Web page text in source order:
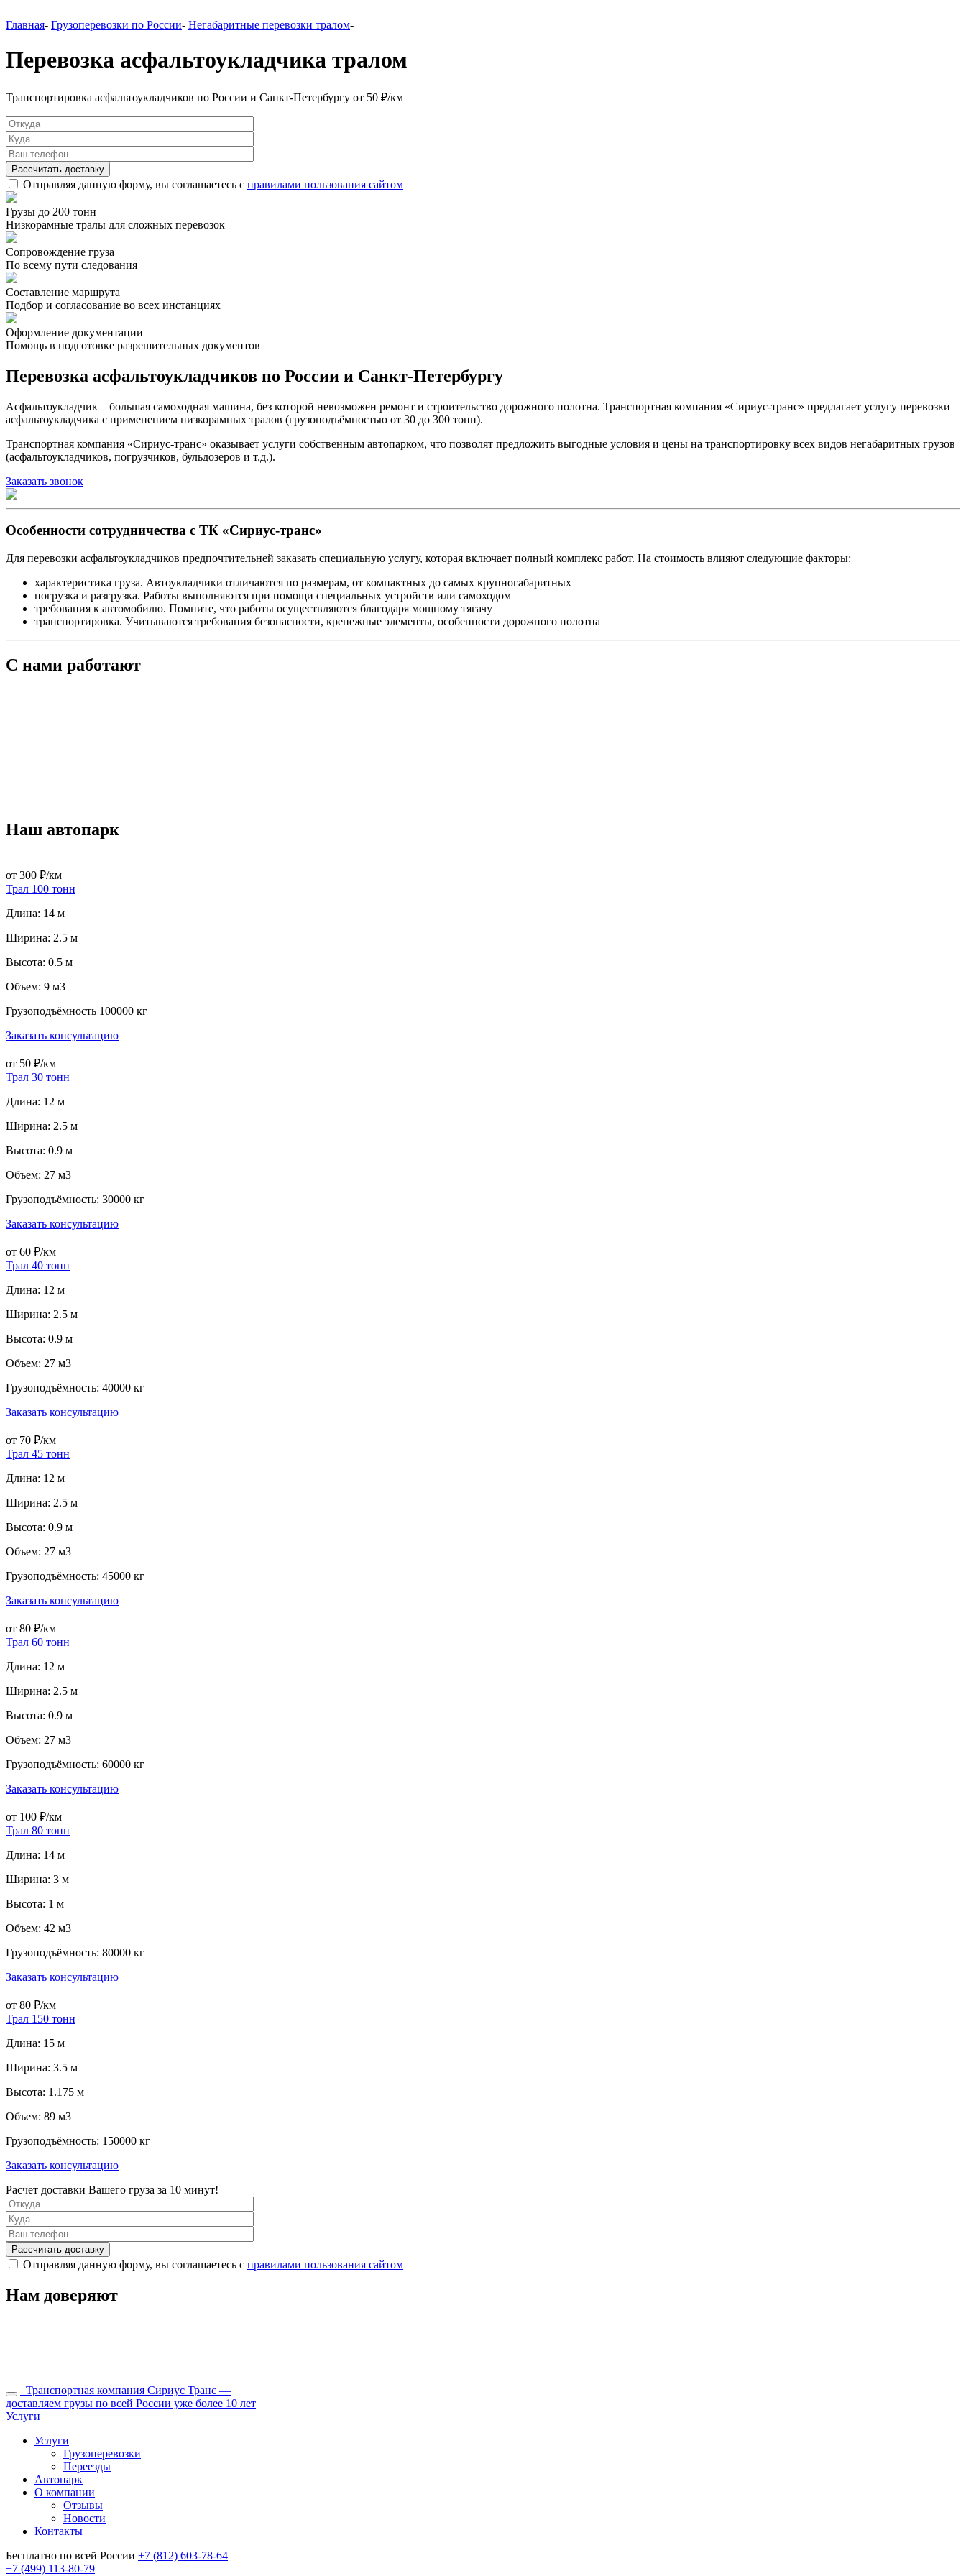
Главная- Грузоперевозки по России- Негабаритные перевозки тралом-
Перевозка асфальтоукладчика тралом
Транспортировка асфальтоукладчиков по России и Санкт-Петербургу от 50 ₽/км
Отправляя данную форму, вы соглашаетесь с правилами пользования сайтом
Грузы до 200 тонн
Низкорамные тралы для сложных перевозок
Сопровождение груза
По всему пути следования
Составление маршрута
Подбор и согласование во всех инстанциях
Оформление документации
Помощь в подготовке разрешительных документов
Перевозка асфальтоукладчиков по России и Санкт-Петербургу
Асфальтоукладчик – большая самоходная машина, без которой невозможен ремонт и строительство дорожного полотна. Транспортная компания «Сириус-транс» предлагает услугу перевозки
асфальтоукладчика с применением низкорамных тралов (грузоподъёмностью от 30 до 300 тонн).
Транспортная компания «Сириус-транс» оказывает услуги собственным автопарком, что позволят предложить выгодные условия и цены на транспортировку всех видов негабаритных грузов
(асфальтоукладчиков, погрузчиков, бульдозеров и т.д.).
Заказать звонок
Особенности сотрудничества с ТК «Сириус-транс»
Для перевозки асфальтоукладчиков предпочтительней заказать специальную услугу, которая включает полный комплекс работ. На стоимость влияют следующие факторы:
характеристика груза. Автоукладчики отличаются по размерам, от компактных до самых крупногабаритных
погрузка и разгрузка. Работы выполняются при помощи специальных устройств или самоходом
требования к автомобилю. Помните, что работы осуществляются благодаря мощному тягачу
транспортировка. Учитываются требования безопасности, крепежные элементы, особенности дорожного полотна
С нами работают
Наш автопарк
от 300 ₽/км
Трал 100 тонн
Длина: 14 м
Ширина: 2.5 м
Высота: 0.5 м
Объем: 9 м3
Грузоподъёмность 100000 кг
Заказать консультацию
от 50 ₽/км
Трал 30 тонн
Длина: 12 м
Ширина: 2.5 м
Высота: 0.9 м
Объем: 27 м3
Грузоподъёмность: 30000 кг
Заказать консультацию
от 60 ₽/км
Трал 40 тонн
Длина: 12 м
Ширина: 2.5 м
Высота: 0.9 м
Объем: 27 м3
Грузоподъёмность: 40000 кг
Заказать консультацию
от 70 ₽/км
Трал 45 тонн
Длина: 12 м
Ширина: 2.5 м
Высота: 0.9 м
Объем: 27 м3
Грузоподъёмность: 45000 кг
Заказать консультацию
от 80 ₽/км
Трал 60 тонн
Длина: 12 м
Ширина: 2.5 м
Высота: 0.9 м
Объем: 27 м3
Грузоподъёмность: 60000 кг
Заказать консультацию
от 100 ₽/км
Трал 80 тонн
Длина: 14 м
Ширина: 3 м
Высота: 1 м
Объем: 42 м3
Грузоподъёмность: 80000 кг
Заказать консультацию
от 80 ₽/км
Трал 150 тонн
Длина: 15 м
Ширина: 3.5 м
Высота: 1.175 м
Объем: 89 м3
Грузоподъёмность: 150000 кг
Заказать консультацию
Расчет доставки Вашего груза за 10 минут!
Отправляя данную форму, вы соглашаетесь с правилами пользования сайтом
Нам доверяют
Транспортная компания Сириус Транс —
доставляем грузы по всей России уже более 10 лет
Услуги
Услуги
Грузоперевозки
Переезды
Автопарк
О компании
Отзывы
Новости
Контакты
Бесплатно по всей России +7 (812) 603-78-64
+7 (499) 113-80-79